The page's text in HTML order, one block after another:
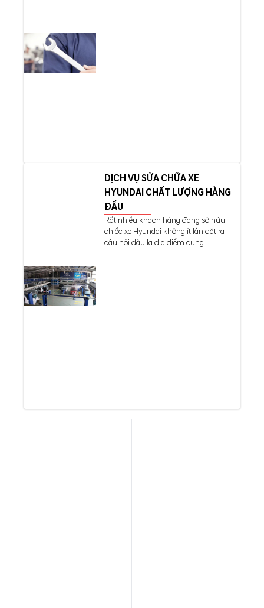
DỊCH VỤ SỬA CHỮA XE
HYUNDAI CHẤT LƯỢNG HÀNG
ĐẦU
Rất nhiều khách hàng đang sở hữu
chiếc xe Hyundai không ít lần đặt ra
câu hỏi đâu là địa điểm cung...